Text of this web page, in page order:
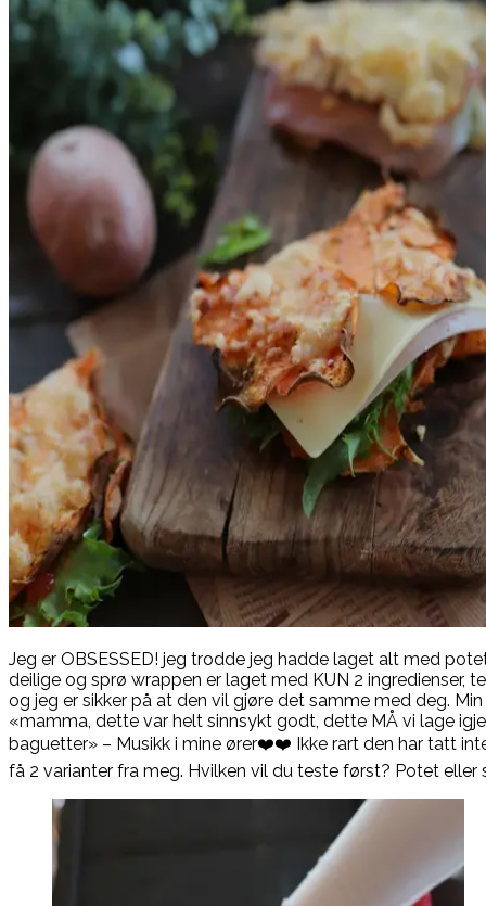
Jeg er OBSESSED! jeg trodde jeg hadde laget alt med
deilige og sprø wrappen er laget med KUN 2 ingredienser,
og jeg er sikker på at den vil gjøre det samme med deg.
«mamma, dette var helt sinnsykt godt, dette MÅ vi lage
baguetter» – Musikk i mine ører❤️❤️ Ikke rart den har tatt
få 2 varianter fra meg. Hvilken vil du teste først? Potet eller